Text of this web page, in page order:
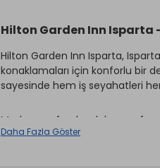
Hilton Garden Inn Isparta
Hilton Garden Inn Isparta,
konaklamaları için konforlu bir
sayesinde hem iş seyahatleri
Modern ve ferah odaları,
ardından rahat bir dinlenme
Daha Fazla Göster